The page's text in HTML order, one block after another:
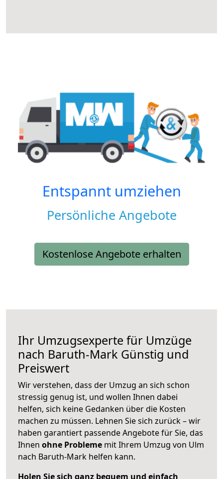
Entspannt umziehen
Persönliche Angebote
Kostenlose Angebote erhalten
Ihr Umzugsexperte für Umzüge
nach Baruth-Mark Günstig und
Preiswert
Wir verstehen, dass der Umzug an sich schon
stressig genug ist, und wollen Ihnen dabei
helfen, sich keine Gedanken über die Kosten
machen zu müssen. Lehnen Sie sich zurück – wir
haben garantiert passende Angebote für Sie, das
Ihnen ohne Probleme mit Ihrem Umzug von Ulm
nach Baruth-Mark helfen kann.
Holen Sie sich ganz bequem und einfach